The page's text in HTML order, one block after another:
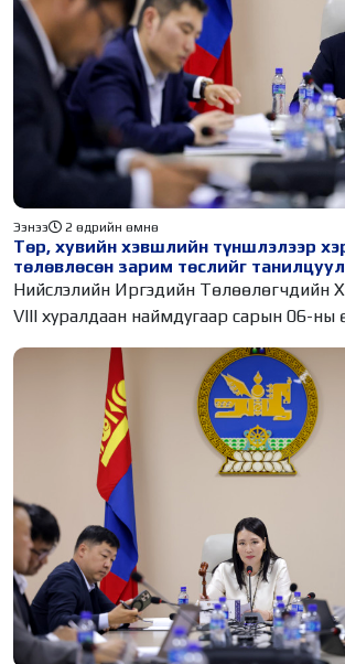
Төр, хувийн хэвшлийн түншлэлээр
төлөвлөсөн зарим төслийг
Ээнээ 2 өдрийн өмнө
Нийслэлийн Иргэдийн Төлөөлөгчдийн
VIII хуралдаан наймдугаар сарын 06-ны